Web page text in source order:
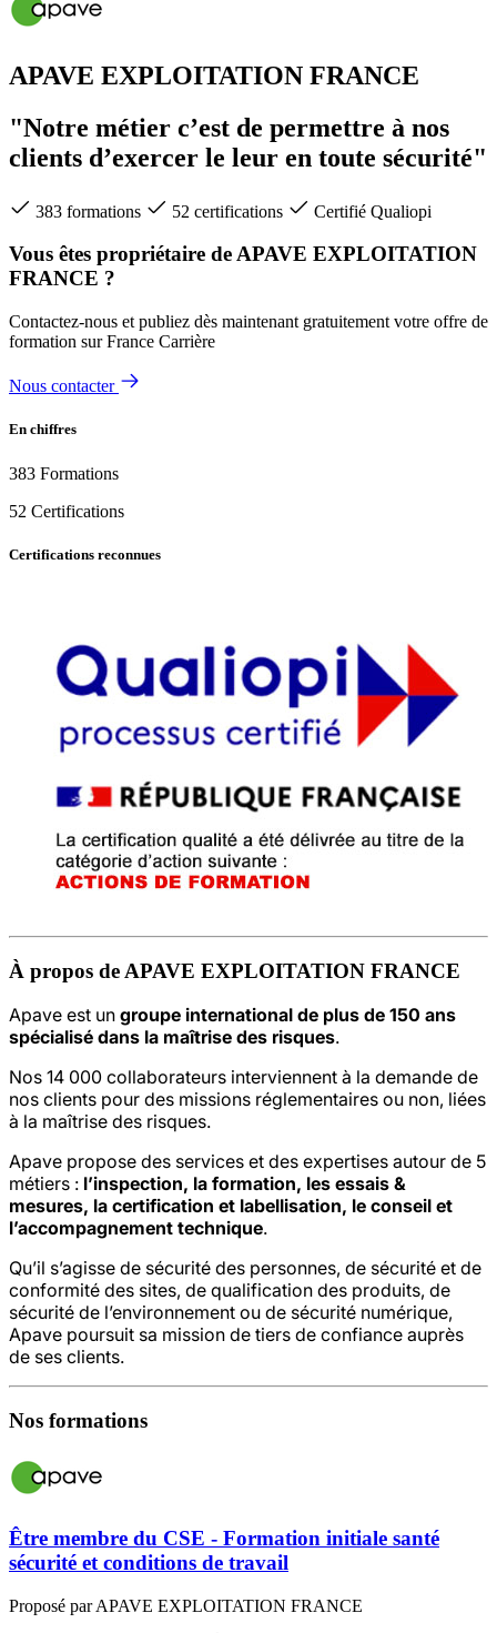
APAVE EXPLOITATION FRANCE
"Notre métier c’est de permettre à nos
clients d’exercer le leur en toute sécurité"
383 formations 52 certifications Certifié Qualiopi
Vous êtes propriétaire de APAVE EXPLOITATION
FRANCE ?
Contactez-nous et publiez dès maintenant gratuitement votre offre de
formation sur France Carrière
Nous contacter
En chiffres
383 Formations
52 Certifications
Certifications reconnues
À propos de APAVE EXPLOITATION FRANCE
Apave est un groupe international de plus de 150 ans
spécialisé dans la maîtrise des risques.
Nos 14 000 collaborateurs interviennent à la demande de
nos clients pour des missions réglementaires ou non, liées
à la maîtrise des risques.
Apave propose des services et des expertises autour de 5
métiers : l’inspection, la formation, les essais &
mesures, la certification et labellisation, le conseil et
l’accompagnement technique.
Qu’il s’agisse de sécurité des personnes, de sécurité et de
conformité des sites, de qualification des produits, de
sécurité de l’environnement ou de sécurité numérique,
Apave poursuit sa mission de tiers de confiance auprès
de ses clients.
Nos formations
Être membre du CSE - Formation initiale santé
sécurité et conditions de travail
Proposé par APAVE EXPLOITATION FRANCE